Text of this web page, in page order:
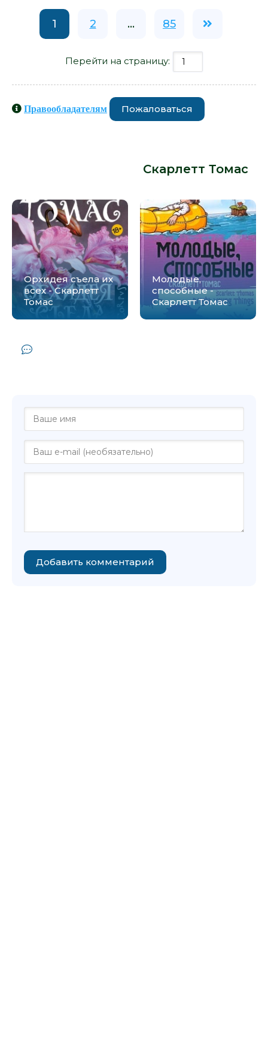
1 2 ... 85
Перейти на страницу:
Правообладателям Пожаловаться
Скарлетт Томас:
Орхидея съела их
всех - Скарлетт
Томас
Молодые,
способные -
Скарлетт Томас
Добавить комментарий